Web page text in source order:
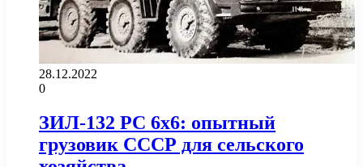
28.12.2022
0
ЗИЛ-132 РС 6х6: опытный
грузовик СССР для сельского